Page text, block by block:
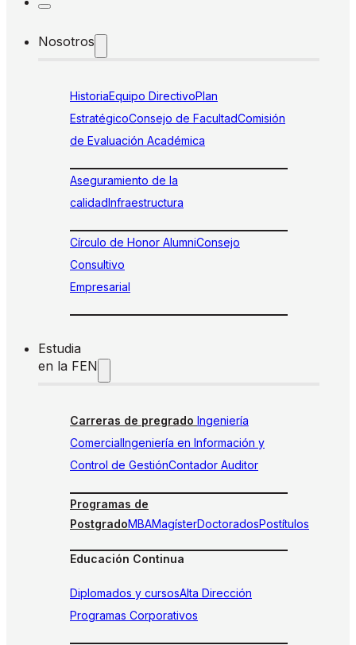
Nosotros
HistoriaEquipo DirectivoPlan
EstratégicoConsejo de FacultadComisión
de Evaluación Académica
Aseguramiento de la
calidadInfraestructura
Círculo de Honor AlumniConsejo
Consultivo
Empresarial
Estudia
en la FEN
Carreras de pregrado Ingeniería
ComercialIngeniería en Información y
Control de GestiónContador Auditor
Programas de
PostgradoMBAMagísterDoctoradosPostítulos
Educación Continua
Diplomados y cursosAlta Dirección
Programas Corporativos